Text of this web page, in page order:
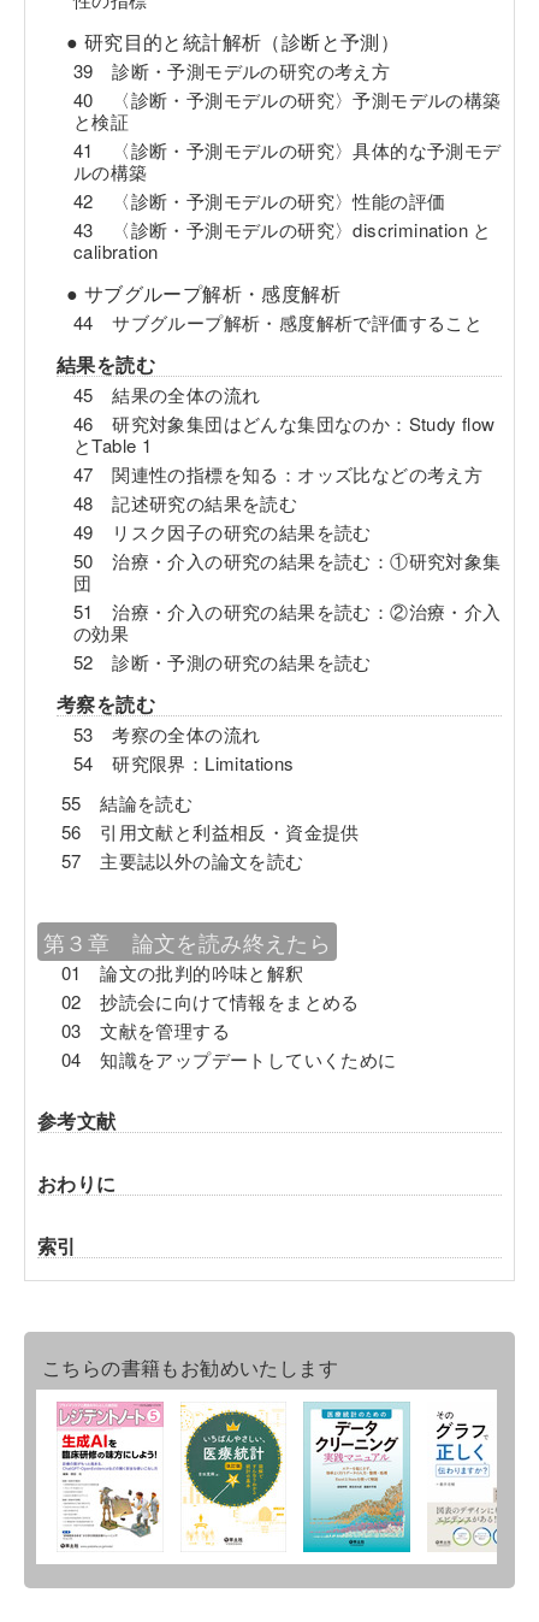
● 研究目的と統計解析（診断と予測）
39 診断・予測モデルの研究の考え方
40 〈診断・予測モデルの研究〉予測モデルの構築
と検証
41 〈診断・予測モデルの研究〉具体的な予測モデ
ルの構築
42 〈診断・予測モデルの研究〉性能の評価
43 〈診断・予測モデルの研究〉discrimination と
calibration
● サブグループ解析・感度解析
44 サブグループ解析・感度解析で評価すること
結果を読む
45 結果の全体の流れ
46 研究対象集団はどんな集団なのか：Study flow
とTable 1
47 関連性の指標を知る：オッズ比などの考え方
48 記述研究の結果を読む
49 リスク因子の研究の結果を読む
50 治療・介入の研究の結果を読む：①研究対象集
団
51 治療・介入の研究の結果を読む：②治療・介入
の効果
52 診断・予測の研究の結果を読む
考察を読む
53 考察の全体の流れ
54 研究限界：Limitations
55 結論を読む
56 引用文献と利益相反・資金提供
57 主要誌以外の論文を読む
第３章 論文を読み終えたら
01 論文の批判的吟味と解釈
02 抄読会に向けて情報をまとめる
03 文献を管理する
04 知識をアップデートしていくために
参考文献
おわりに
索引
こちらの書籍もお勧めいたします